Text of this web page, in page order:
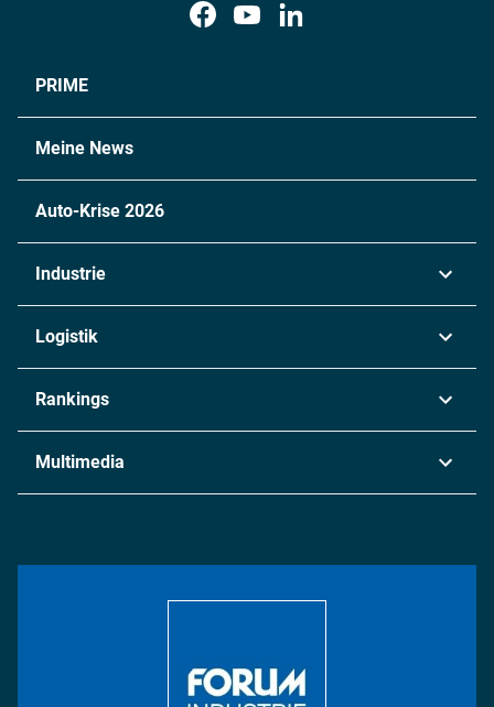
PRIME
Meine News
Auto-Krise 2026
Industrie
Chemie
Metall
Energie
Logistik
Rankings
Multimedia